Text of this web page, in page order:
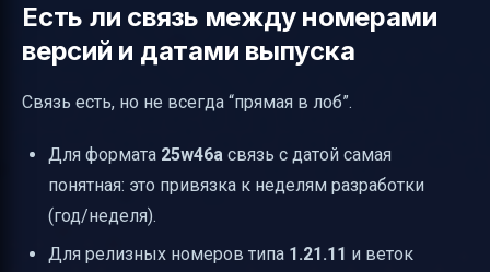
Есть ли связь между номерами
версий и датами выпуска
Связь есть, но не всегда “прямая в лоб”.
Для формата 25w46a связь с датой самая
понятная: это привязка к неделям разработки
(год/неделя).
Для релизных номеров типа 1.21.11 и веток